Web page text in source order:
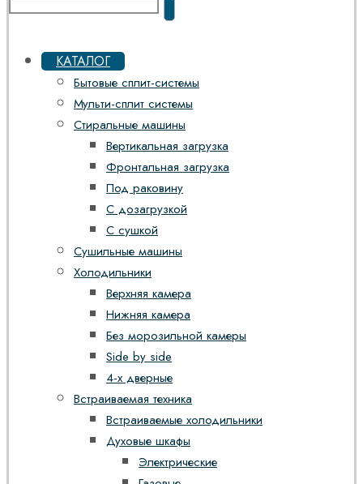
КАТАЛОГ
Бытовые сплит-системы
Мульти-сплит системы
Стиральные машины
Вертикальная загрузка
Фронтальная загрузка
Под раковину
С дозагрузкой
С сушкой
Сушильные машины
Холодильники
Верхняя камера
Нижняя камера
Без морозильной камеры
Side by side
4-х дверные
Встраиваемая техника
Встраиваемые холодильники
Духовые шкафы
Электрические